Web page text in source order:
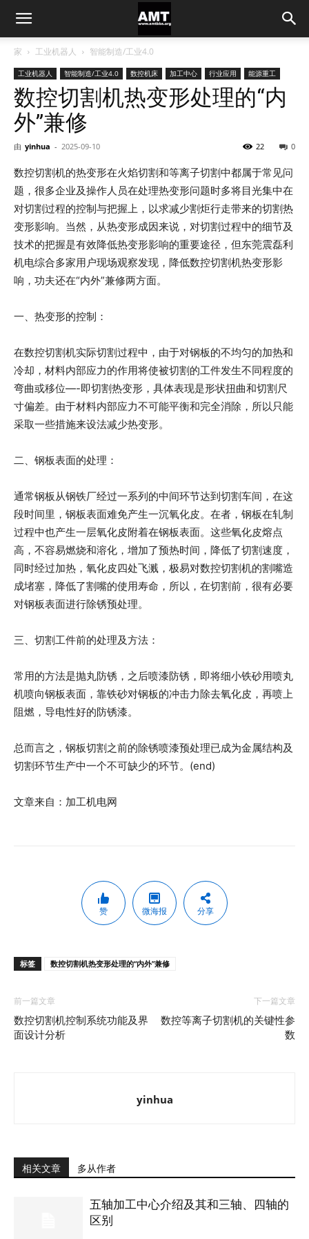
家 工业机器人 智能制造/工业4.0
工业机器人 智能制造/工业4.0 数控机床 加工中心 行业应用 能源重工
数控切割机热变形处理的“内
外”兼修
由 yinhua - 2025-09-10 0
22
数控切割机的热变形在火焰切割和等离子切割中都属于常见问
题，很多企业及操作人员在处理热变形问题时多将目光集中在
对切割过程的控制与把握上，以求减少割炬行走带来的切割热
变形影响。当然，从热变形成因来说，对切割过程中的细节及
技术的把握是有效降低热变形影响的重要途径，但东莞震磊利
机电综合多家用户现场观察发现，降低数控切割机热变形影
响，功夫还在“内外”兼修两方面。
一、热变形的控制：
在数控切割机实际切割过程中，由于对钢板的不均匀的加热和
冷却，材料内部应力的作用将使被切割的工件发生不同程度的
弯曲或移位—-即切割热变形，具体表现是形状扭曲和切割尺
寸偏差。由于材料内部应力不可能平衡和完全消除，所以只能
采取一些措施来设法减少热变形。
二、钢板表面的处理：
通常钢板从钢铁厂经过一系列的中间环节达到切割车间，在这
段时间里，钢板表面难免产生一沉氧化皮。在者，钢板在轧制
过程中也产生一层氧化皮附着在钢板表面。这些氧化皮熔点
高，不容易燃烧和溶化，增加了预热时间，降低了切割速度，
同时经过加热，氧化皮四处飞溅，极易对数控切割机的割嘴造
成堵塞，降低了割嘴的使用寿命，所以，在切割前，很有必要
对钢板表面进行除锈预处理。
三、切割工件前的处理及方法：
常用的方法是抛丸防锈，之后喷漆防锈，即将细小铁砂用喷丸
机喷向钢板表面，靠铁砂对钢板的冲击力除去氧化皮，再喷上
阻燃，导电性好的防锈漆。
总而言之，钢板切割之前的除锈喷漆预处理已成为金属结构及
切割环节生产中一个不可缺少的环节。(end)
文章来自：加工机电网
赞 微海报 分享
标签 数控切割机热变形处理的“内外”兼修
前一篇文章
数控切割机控制系统功能及界
面设计分析
下一篇文章
数控等离子切割机的关键性参
数
yinhua
相关文章 多从作者
五轴加工中心介绍及其和三轴、四轴的
区别